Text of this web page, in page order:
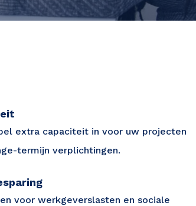
extra capaciteit in voor uw projecten
termijn verplichtingen.
voor werkgeverslasten en sociale